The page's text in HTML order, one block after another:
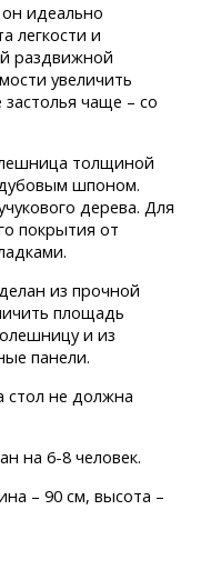
идеально
легкости и
раздвижной
увеличить
чаще – со
толщиной
шпоном.
дерева. Для
покрытия от
из прочной
площадь
и из
панели.
стол не должна
на 6-8 человек.
– 90 см, высота –